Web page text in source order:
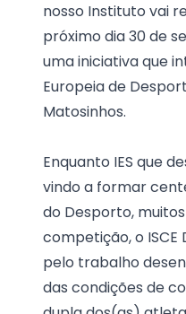
nosso Instituto vai
próximo dia 30 de
uma iniciativa que
Europeia de
Matosinhos.
Enquanto IES que
vindo a formar
do Desporto,
competição, o
pelo trabalho
das condições de